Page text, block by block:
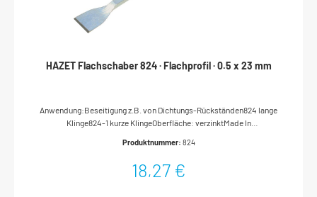
HAZET Flachschaber 824 · Flachprofil · 0.5 x 23 mm
Anwendung:Beseitigung z.B. von Dichtungs-Rückständen824 lange
Klinge824-1 kurze KlingeOberfläche: verzinktMade In
mmAbmessungen / Länge: 270 mmLänge l1: 150 mmNetto-Gewicht
Produktnummer: 824
18,27 €